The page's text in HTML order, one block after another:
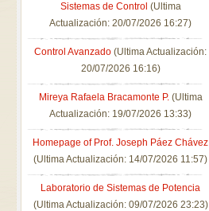
Sistemas de Control (Ultima
Actualización: 20/07/2026 16:27)
Control Avanzado (Ultima Actualización:
20/07/2026 16:16)
Mireya Rafaela Bracamonte P.(Ultima
Actualización: 19/07/2026 13:33)
Homepage of Prof. Joseph Páez Chávez
(Ultima Actualización: 14/07/2026 11:57)
Laboratorio de Sistemas de Potencia
(Ultima Actualización: 09/07/2026 23:23)